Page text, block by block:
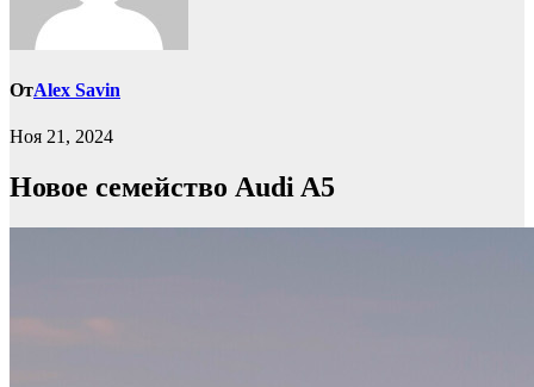
ОтAlex Savin
Ноя 21, 2024
Новое семейство Audi A5